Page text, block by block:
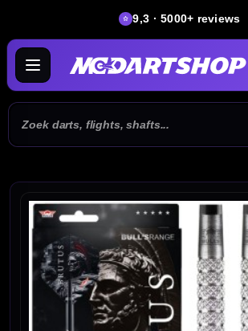
9,3 · 5000+ reviews